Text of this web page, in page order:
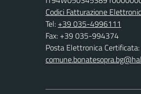
Codici Fatturazione
Tel: +39 035-4996111
Fax: +39 035-994374
Posta Elettronica Certificata: